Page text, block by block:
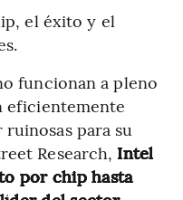
el éxito y el
funcionan a pleno
eficientemente
para su
Research, Intel
por chip hasta